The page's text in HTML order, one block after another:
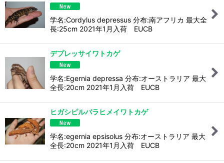
学名:Cordylus depressus 分布:南アフリカ 最大全
長:25cm 2021年1月入荷 EUCB
デプレッサイワトカゲ
学名:Egernia depressa 分布:オーストラリア 最大
全長:20cm 2021年1月入荷 EUCB
ヒガシピルバラヒメイワトカゲ
学名:egernia epsisolus 分布:オーストラリア 最大
全長:20cm 2021年1月入荷 EUCB